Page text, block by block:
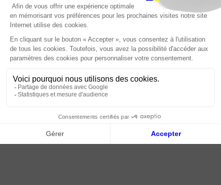
À propos
Paiement sécurisé
Livraison | Retour client
Nos tutos
Connexion / Inscription
2018 - 2026 © Tessella, Tous droits réservés